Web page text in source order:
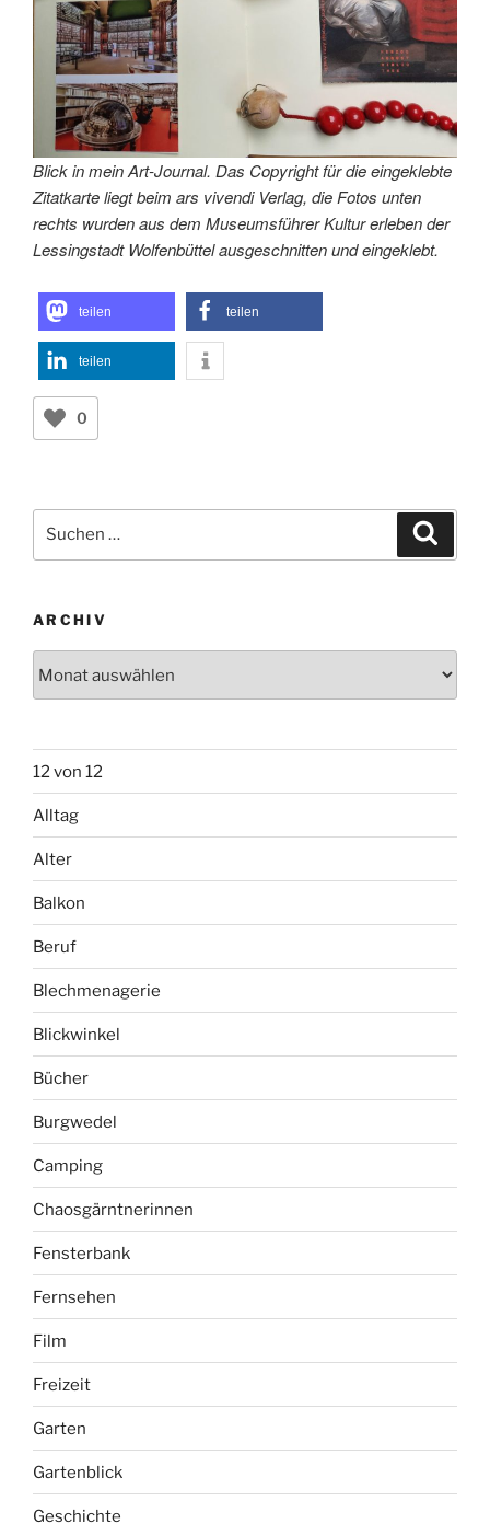
Blick in mein Art-Journal. Das Copyright für die eingeklebte
Zitatkarte liegt beim ars vivendi Verlag, die Fotos unten
rechts wurden aus dem Museumsführer Kultur erleben der
Lessingstadt Wolfenbüttel ausgeschnitten und eingeklebt.
teilen teilen
teilen
0
nach:
ARCHIV
12 von 12
Alltag
Alter
Balkon
Beruf
Blechmenagerie
Blickwinkel
Bücher
Burgwedel
Camping
Chaosgärntnerinnen
Fensterbank
Fernsehen
Film
Freizeit
Garten
Gartenblick
Geschichte